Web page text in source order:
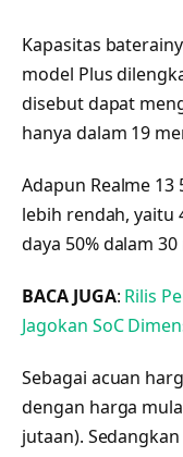
Kapasitas
model Plus
disebut dapat
hanya dalam 19
Adapun Realme
lebih rendah, yaitu
daya 50% dalam
BACA JUGA: Rilis
Jagokan SoC
Sebagai acuan
dengan harga
jutaan).